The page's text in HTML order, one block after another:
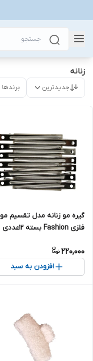
زنانه
جدیدترین برندها
گیره مو زنانه مدل تقسیم مو
فلزی Fashion بسته 12عددی
220,000
افزودن به سبد